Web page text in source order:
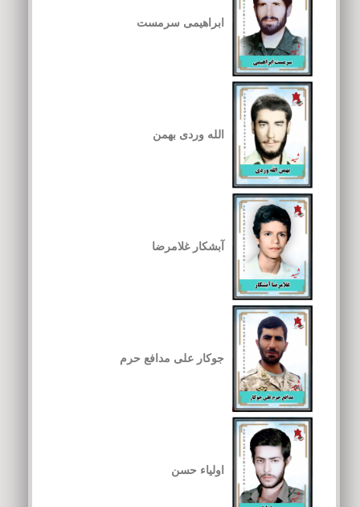
ابراهیمی سرمست
الله وردی بهمن
آبشکار غلامرضا
جوکار علی مدافع حرم
اولیاء حسن